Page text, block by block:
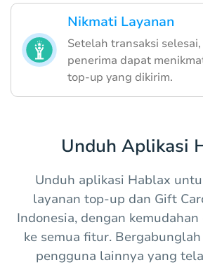
Nikmati Layanan
Setelah transaksi
penerima dapat
top-up yang dikirim.
Unduh Aplikasi
Unduh aplikasi Hablax
layanan top-up dan Gift
Indonesia, dengan
ke semua fitur.
pengguna lainnya yang